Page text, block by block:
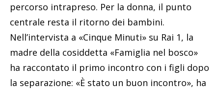
percorso intrapreso. Per la donna, il punto
centrale resta il ritorno dei bambini.
Nell’intervista a «Cinque Minuti» su Rai 1, la
madre della cosiddetta «Famiglia nel bosco»
ha raccontato il primo incontro con i figli dopo
la separazione: «È stato un buon incontro», ha